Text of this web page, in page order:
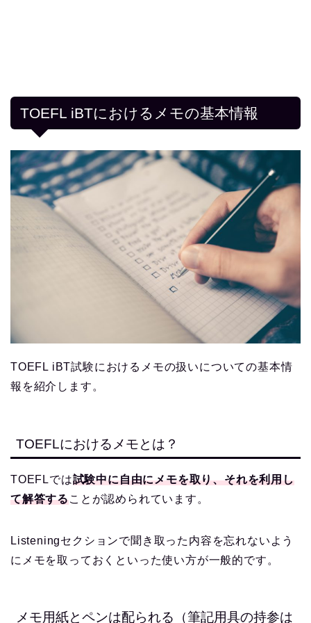
TOEFL iBTにおけるメモの基本情報
TOEFL iBT試験におけるメモの扱いについての基本情
報を紹介します。
TOEFLにおけるメモとは？
TOEFLでは試験中に自由にメモを取り、それを利用し
て解答することが認められています。
Listeningセクションで聞き取った内容を忘れないよう
にメモを取っておくといった使い方が一般的です。
メモ用紙とペンは配られる（筆記用具の持参は